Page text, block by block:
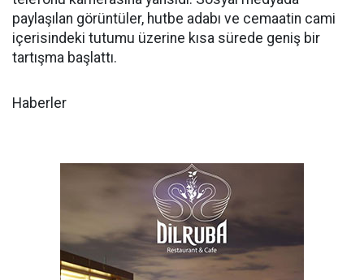
paylaşılan görüntüler, hutbe adabı ve cemaatin cami
içerisindeki tutumu üzerine kısa sürede geniş bir
tartışma başlattı.
Haberler